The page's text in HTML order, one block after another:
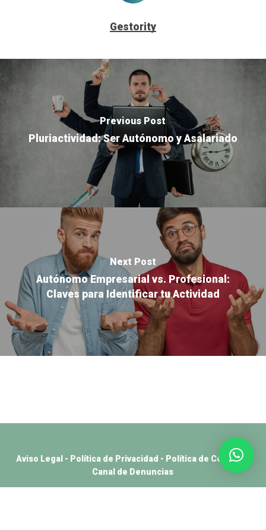
Gestority
Previous Post
Pluriactividad: Ser Autónomo y Asalariado
Next Post
Autónomo Empresarial vs. Profesional:
Claves para Identificar tu Actividad
Aviso Legal - Política de Privacidad - Política de Cookies
Canal de Denuncias